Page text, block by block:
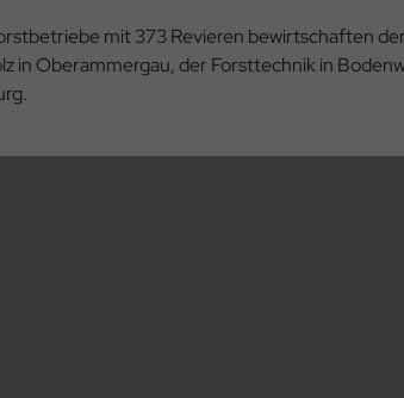
mit 373 Revieren bewirtschaften
Oberammergau, der Forsttechnik in